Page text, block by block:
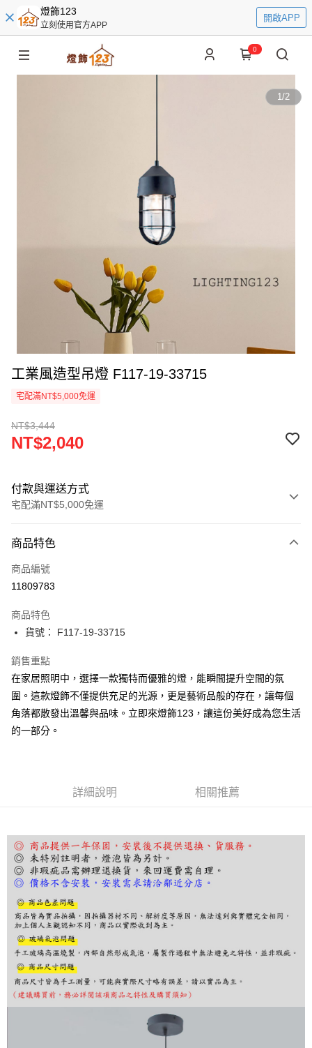
燈飾123
立刻使用官方APP
開啟APP
0
1/2
工業風造型吊燈 F117-19-33715
宅配滿NT$5,000免運
NT$3,444
NT$2,040
付款與運送方式
宅配滿NT$5,000免運
信用卡一次付款
LINE Pay
街口支付
悠遊付
Google Pay
全盈+PAY
AFTEE先享後付
【「AFTEE先享後付」結帳流程】
１．於結帳方式選擇「AFTEE先享後付」後，將跳轉至「AFTEE先享後付」
結帳頁面，進行簡訊認證並確認金額後，即可完成結帳。
２．訂單成立數日內，您將收到繳費通知簡訊。
３．收到繳費通知簡訊後14天內，點擊此簡訊中的連結，可透過四大超商／
ATM／網路銀行／等多元方式進行付款，方視為交易完成。
※ 請注意：結帳手續完成當下不需立刻繳費，但若您需要取消訂單，請聯絡
購買商品的店家。未經商家同意取消之訂單仍視為有效，需透過AFTEE先享
後付繳納相關費用。
※ 交易是否成功請以「AFTEE先享後付 」之結帳頁面顯示為準，若有關於
是否繳費成功／繳費後需取消欲退款等相關疑問，請聯繫「AFTEE先享後付
客戶支援中心」https://netprotections.freshdesk.com/support/home
１．透過由恩沛科技股份有限公司提供之「AFTEE先享後付」服務完成之交
每筆NT$180，滿NT$5,000(含以上)免運費
商品特色
商品編號
11809783
商品特色
貨號： F117-19-33715
銷售重點
在家居照明中，選擇一款獨特而優雅的燈，能瞬間提升空間的氛
圍。這款燈飾不僅提供充足的光源，更是藝術品般的存在，讓每個
角落都散發出溫馨與品味。立即來燈飾123，讓這份美好成為您生活
的一部分。
詳細說明 相關推薦